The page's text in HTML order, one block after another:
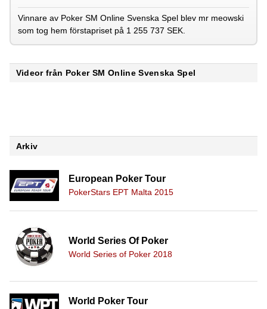
Vinnare av Poker SM Online Svenska Spel blev mr meowski
som tog hem förstapriset på 1 255 737 SEK.
Videor från Poker SM Online Svenska Spel
Arkiv
European Poker Tour
PokerStars EPT Malta 2015
World Series Of Poker
World Series of Poker 2018
World Poker Tour